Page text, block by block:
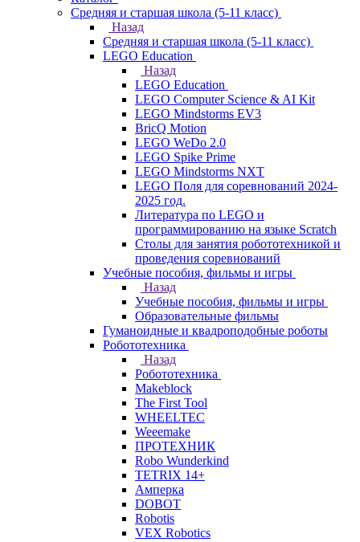
Средняя и старшая школа (5-11 класс)
Назад
Средняя и старшая школа (5-11 класс)
LEGO Education
Назад
LEGO Education
LEGO Computer Science & AI Kit
LEGO Mindstorms EV3
BricQ Motion
LEGO WeDo 2.0
LEGO Spike Prime
LEGO Mindstorms NXT
LEGO Поля для соревнований 2024-
2025 год.
Литература по LEGO и
программированию на языке Scratch
Столы для занятия робототехникой и
проведения соревнований
Учебные пособия, фильмы и игры
Назад
Учебные пособия, фильмы и игры
Образовательные фильмы
Гуманоидные и квадроподобные роботы
Робототехника
Назад
Робототехника
Makeblock
The First Tool
WHEELTEC
Weeemake
ПРОТЕХНИК
Robo Wunderkind
TETRIX 14+
Амперка
DOBOT
Robotis
VEX Robotics